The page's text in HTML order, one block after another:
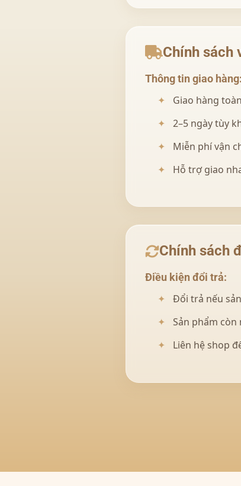
Chính sách
Thông tin giao hàng:
Giao hàng
2–5 ngày tùy
Miễn phí vận
Hỗ trợ giao
Chính sách
Điều kiện đổi trả:
Đổi trả nếu
Sản phẩm
Liên hệ shop